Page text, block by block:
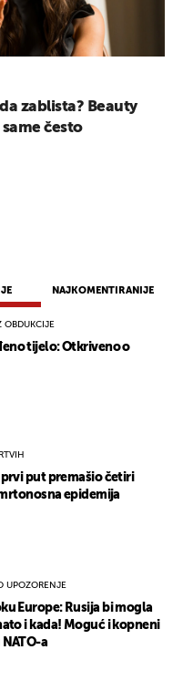
NAJKOMENTIRANIJE
OBDUKCIJE
tijelo: Otkriveno o
prvi put premašio četiri
epidemija
UPOZORENJE
Europe: Rusija bi mogla
i kada! Moguć i kopneni
a
zablista? Beauty
često